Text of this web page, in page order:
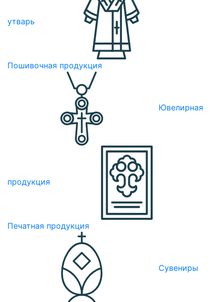
утварь
Пошивочная продукция
Ювелирная
продукция
Печатная продукция
Сувениры